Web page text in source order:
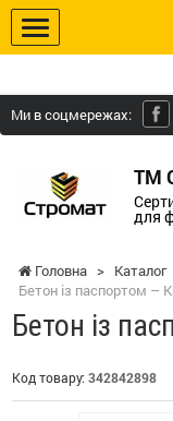
Ми в соцмережах:
ТМ
для
Головна > Каталог
Бетон із паспортом –
Бетон із
Код товару: 342842898